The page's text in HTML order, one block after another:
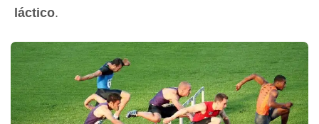
láctico.